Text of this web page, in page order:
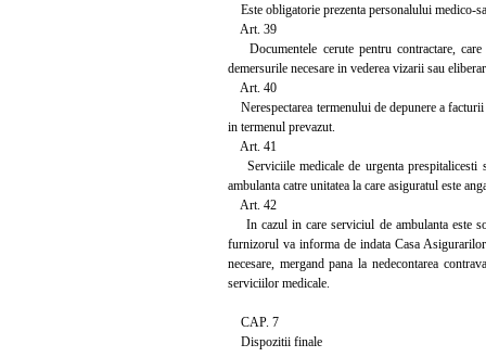
Este obligatorie prezenta personalului medico-
Art. 39
Documentele cerute pentru contractare,
demersurile necesare in vederea vizarii sau
Art. 40
Nerespectarea termenului de depunere a
in termenul prevazut.
Art. 41
Serviciile medicale de urgenta prespitalicesti
ambulanta catre unitatea la care asiguratul este
Art. 42
In cazul in care serviciul de ambulanta este
furnizorul va informa de indata Casa
necesare, mergand pana la nedecontarea
serviciilor medicale.
CAP. 7
Dispozitii finale